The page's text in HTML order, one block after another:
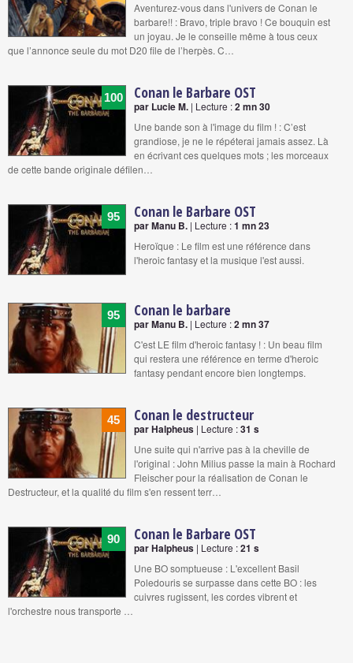
Aventurez-vous dans l'univers de Conan le
barbare!! : Bravo, triple bravo ! Ce bouquin est
un joyau. Je le conseille même à tous ceux
que l’annonce seule du mot D20 file de l’herpès. C…
100 Conan le Barbare OST
par Lucie M. | Lecture :2 mn 30
Une bande son à l'image du film ! : C’est
grandiose, je ne le répéterai jamais assez. Là
en écrivant ces quelques mots ; les morceaux
de cette bande originale défilen…
95 Conan le Barbare OST
par Manu B. | Lecture :1 mn 23
Heroïque : Le film est une référence dans
l'heroic fantasy et la musique l'est aussi.
95 Conan le barbare
par Manu B. | Lecture :2 mn 37
C'est LE film d'heroic fantasy ! : Un beau film
qui restera une référence en terme d'heroic
fantasy pendant encore bien longtemps.
45 Conan le destructeur
par Halpheus | Lecture :31 s
Une suite qui n'arrive pas à la cheville de
l'original : John Milius passe la main à Rochard
Fleischer pour la réalisation de Conan le
Destructeur, et la qualité du film s'en ressent terr…
90 Conan le Barbare OST
par Halpheus | Lecture :21 s
Une BO somptueuse : L'excellent Basil
Poledouris se surpasse dans cette BO : les
cuivres rugissent, les cordes vibrent et
l'orchestre nous transporte …